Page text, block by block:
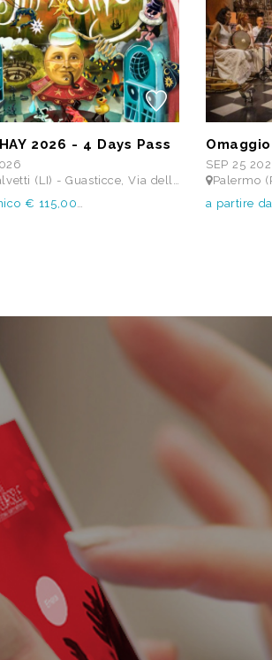
2026 - 4 Days Pass
Via delle Vedute SNC - Lago Alberto, Tenuta Bellavista Insuese
€ 115,00
SEP 25
Palermo (PA)
a partire